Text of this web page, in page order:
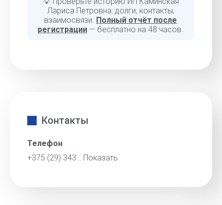
Лариса Петровна: долги, контакты,
взаимосвязи. Полный отчёт после
регистрации — бесплатно на 48 часов.
Контакты
Телефон
+375 (29) 343… Показать